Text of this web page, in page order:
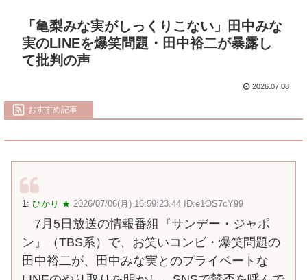
「亀梨みな実がしっくりこない」田中みな
実のLINEを爆笑問題・田中裕二が暴露し
て批判の声
2026.07.08
おすすめ記事
1: ひかり ★ 2026/07/06(月) 16:59:23.44 ID:e1OS7cY99
7月5日放送の情報番組『サンデー・ジャポ
ン』（TBS系）で、お笑いコンビ・爆笑問題の
田中裕二が、田中みな実とのプライベートな